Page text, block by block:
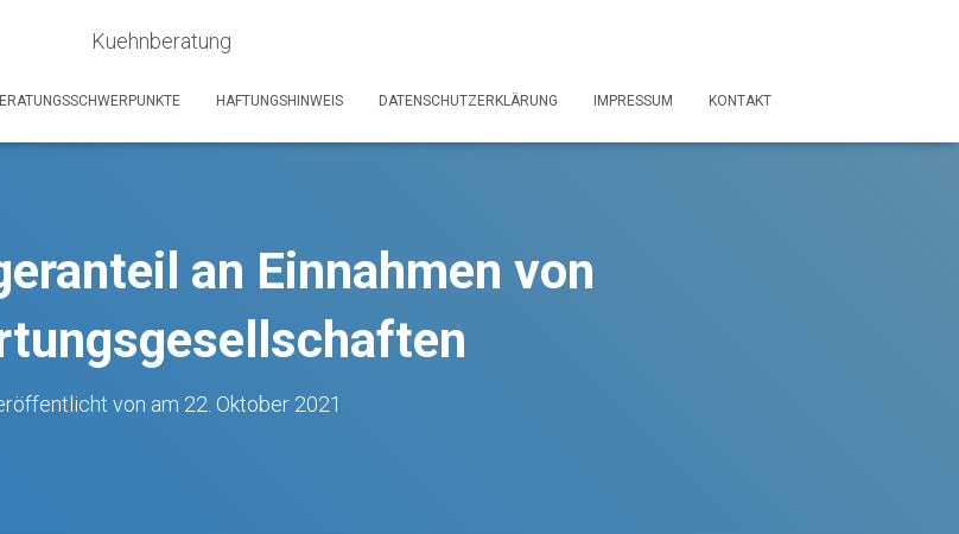
Kuehnberatung
HAFTUNGSHINWEIS DATENSCHUTZERKLÄRUNG IMPRESSUM KONTAKT
an Einnahmen von
von am 22. Oktober 2021